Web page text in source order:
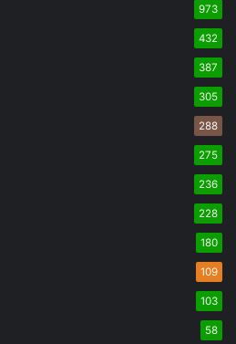
973
432
387
305
288
275
236
228
180
109
103
58